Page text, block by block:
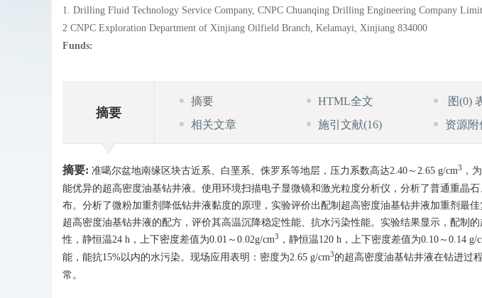
1. Drilling Fluid Technology Service Company, CNPC Chuanqing Drilling Engineering Company
2 CNPC Exploration Department of Xinjiang Oilfield Branch, Kelamayi, Xinjiang 834000
Funds:
摘要
摘要 HTML全文 图(0)
相关文章
施引文献(16) 资源附
摘要: 准噶尔盆地南缘区块古近系、白垩系、侏罗系等地层，压力系数高达2.40～2.65 g/cm3
，
能优异的超高密度油基钻井液。使用环境扫描电子显微镜和激光粒度分析仪，分析了普通重晶
布。分析了微粉加重剂降低钻井液黏度的原理，实验评价出配制超高密度油基钻井液加重剂最
超高密度油基钻井液的配方，评价其高温沉降稳定性能、抗水污染性能。实验结果显示，配制
性，静恒温24 h，上下密度差值为0.01～0.02g/cm3 ，静恒温120 h，上下密度差值为0.10～0.14 g/
能，能抗15%以内的水污染。现场应用表明：密度为2.65 g/cm3的超高密度油基钻井液在钻进过
常。